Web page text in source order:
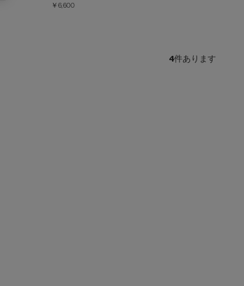
￥6,600
4件あります